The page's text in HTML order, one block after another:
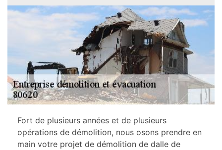
Fort de plusieurs années et de plusieurs
opérations de démolition, nous osons prendre en
main votre projet de démolition de dalle de